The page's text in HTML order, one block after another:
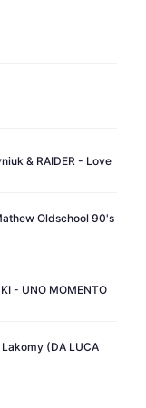
& RAIDER - Love
Oldschool 90's
- UNO MOMENTO
(DA LUCA